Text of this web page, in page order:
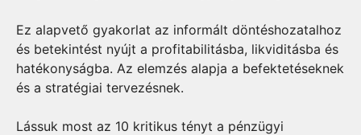
Ez alapvető gyakorlat az informált döntéshozatalhoz
és betekintést nyújt a profitabilitásba, likviditásba és
hatékonyságba. Az elemzés alapja a befektetéseknek
és a stratégiai tervezésnek.
Lássuk most az 10 kritikus tényt a pénzügyi